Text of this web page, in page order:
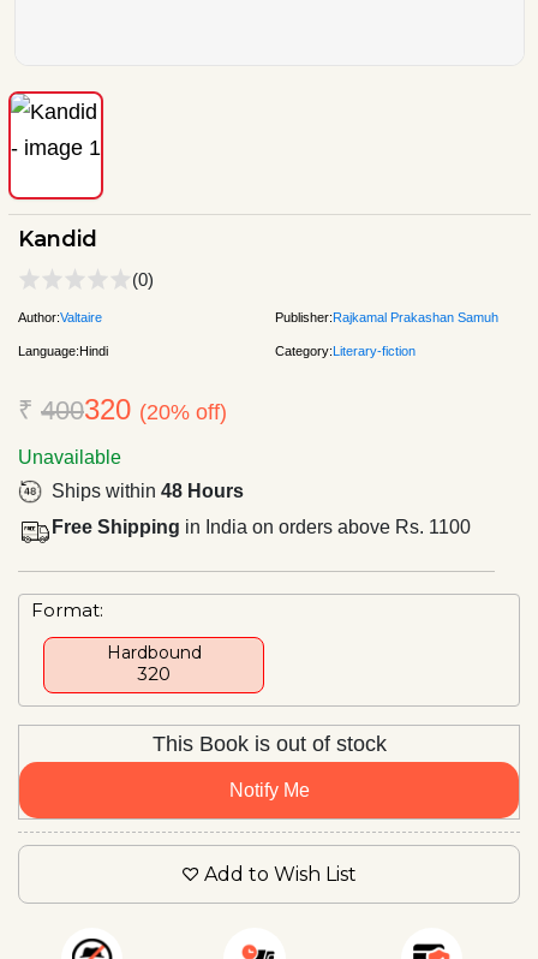
Kandid
(0)
Author:Valtaire Publisher:Rajkamal Prakashan Samuh
Language:Hindi Category:Literary-fiction
₹ 400320 (20% off)
Unavailable
Ships within 48 Hours
Free Shipping in India on orders above Rs. 1100
Format:
Hardbound
₹320
This Book is out of stock
Notify Me
Add to Wish List